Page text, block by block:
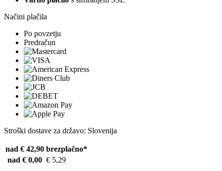
Načini plačila
Po povzetju
Predračun
Stroški dostave za državo: Slovenija
nad € 42,90 brezplačno*
nad € 0,00 € 5,29